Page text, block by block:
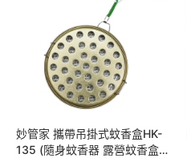
妙管家 攜帶吊掛式蚊香盒HK-
135 (隨身蚊香器 露營蚊香盒